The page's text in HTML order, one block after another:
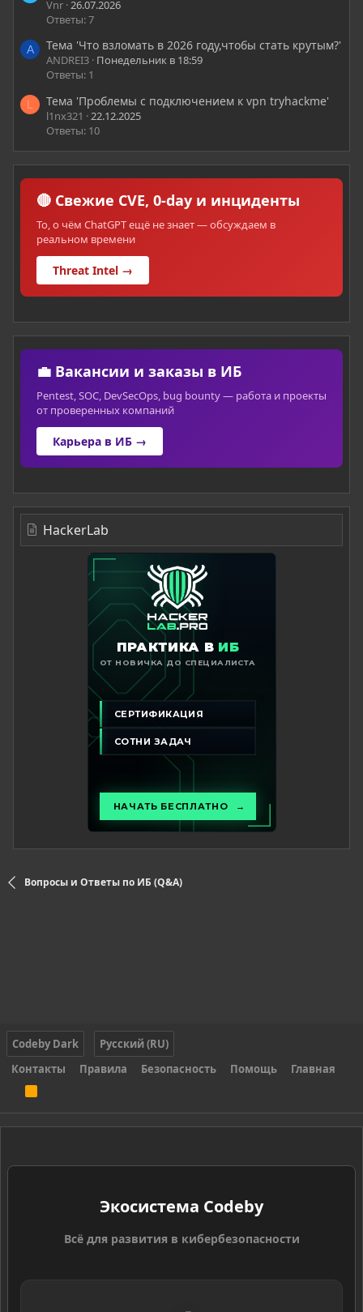
Vnr 26.07.2026
Ответы: 7
A Тема 'Что взломать в 2026 году,чтобы стать крутым?'
ANDREI3 Понедельник в 18:59
Ответы: 1
L Тема 'Проблемы с подключением к vpn tryhackme'
l1nx321
22.12.2025
Ответы: 10
🔴 Свежие CVE, 0-day и инциденты
То, о чём ChatGPT ещё не знает — обсуждаем в
реальном времени
Threat Intel →
💼 Вакансии и заказы в ИБ
Pentest, SOC, DevSecOps, bug bounty — работа и проекты
от проверенных компаний
Карьера в ИБ →
HackerLab
Вопросы и Ответы по ИБ (Q&A)
Codeby Dark
Русский (RU)
Контакты
Правила Безопасность Помощь Главная
S
Экосистема Codeby
Всё для развития в кибербезопасности